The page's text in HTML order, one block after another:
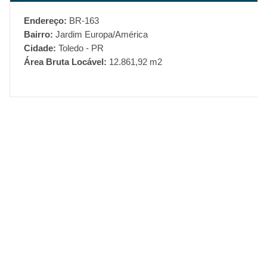
Endereço: BR-163
Bairro: Jardim Europa/América
Cidade: Toledo - PR
Área Bruta Locável: 12.861,92 m2